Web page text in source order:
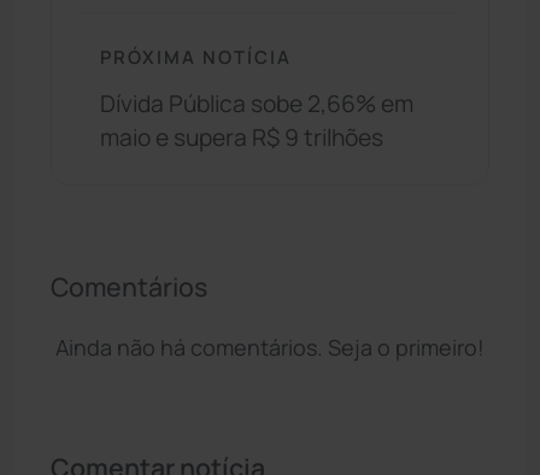
PRÓXIMA NOTÍCIA
Dívida Pública sobe 2,66% em
maio e supera R$ 9 trilhões
Comentários
Ainda não há comentários. Seja o primeiro!
Comentar notícia